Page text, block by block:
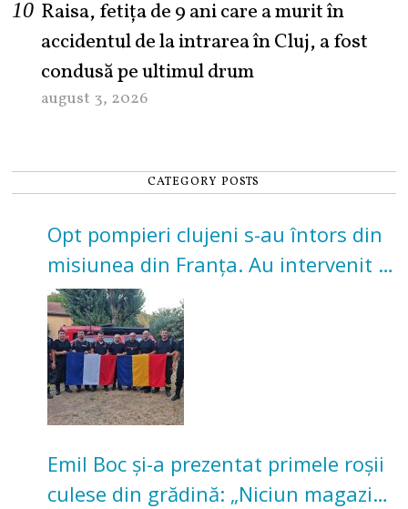
Raisa, fetița de 9 ani care a murit în
accidentul de la intrarea în Cluj, a fost
condusă pe ultimul drum
august 3, 2026
CATEGORY POSTS
Opt pompieri clujeni s-au întors din
misiunea din Franța. Au intervenit la
incendii de vegetație și pădure
Emil Boc și-a prezentat primele roșii
culese din grădină: „Niciun magazin